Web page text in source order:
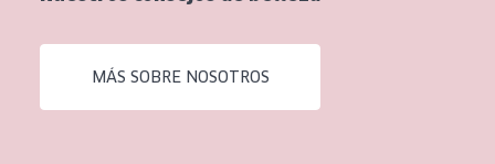
MÁS SOBRE NOSOTROS